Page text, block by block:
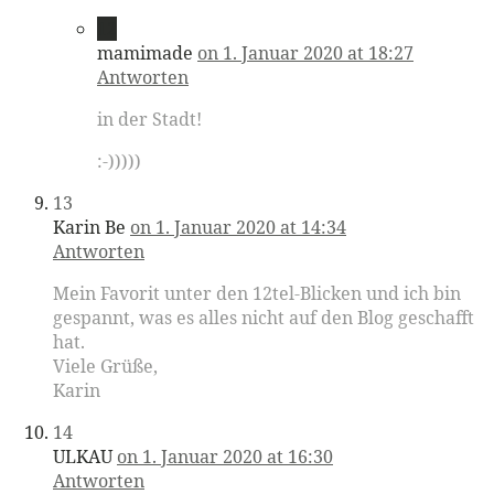
mamimade on 1. Januar 2020 at 18:27
Antworten
in der Stadt!
:-)))))
13
Karin Be on 1. Januar 2020 at 14:34
Antworten
Mein Favorit unter den 12tel-Blicken und ich bin
gespannt, was es alles nicht auf den Blog geschafft
hat.
Viele Grüße,
Karin
14
ULKAUon 1. Januar 2020 at 16:30
Antworten